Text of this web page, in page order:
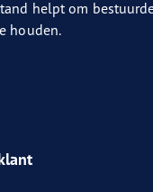
helpt om
houden.